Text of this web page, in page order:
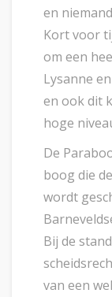
en
Kort voor
om een
Lysanne
en ook dit
hoge
De
boog die
wordt
Bij de
van een